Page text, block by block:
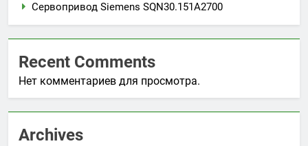
Сервопривод Siemens SQN30.151A2700
Recent Comments
Нет комментариев для просмотра.
Archives